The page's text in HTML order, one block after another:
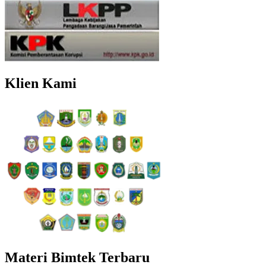
Klien Kami
Materi Bimtek Terbaru